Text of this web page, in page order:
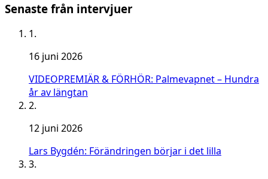
Senaste från intervjuer
1.
16 juni 2026
VIDEOPREMIÄR & FÖRHÖR: Palmevapnet – Hundra
år av längtan
2.
12 juni 2026
Lars Bygdén: Förändringen börjar i det lilla
3.